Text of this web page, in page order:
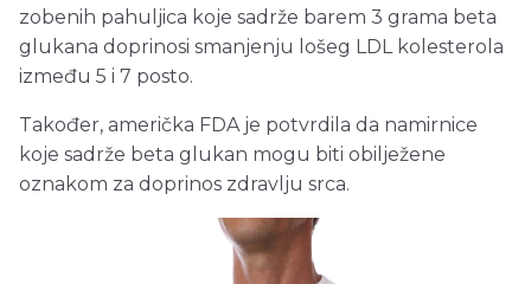
zobenih pahuljica koje sadrže barem 3 grama beta
glukana doprinosi smanjenju lošeg LDL kolesterola
između 5 i 7 posto.
Također, američka FDA je potvrdila da namirnice
koje sadrže beta glukan mogu biti obilježene
oznakom za doprinos zdravlju srca.